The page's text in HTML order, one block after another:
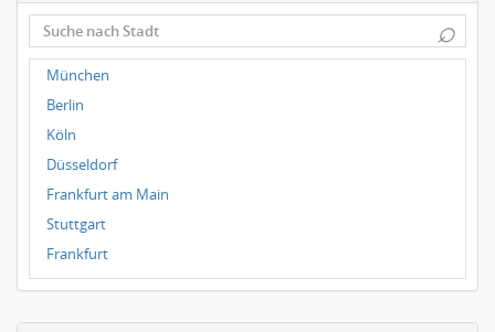
⌕
München
Berlin
Köln
Düsseldorf
Frankfurt am Main
Stuttgart
Frankfurt
Dresden